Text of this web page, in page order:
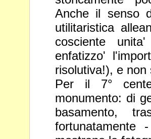
Anche il senso
utilitaristica
cosciente
enfatizzo'
risolutiva!), e non
Per il 7°
monumento: di
basamento,